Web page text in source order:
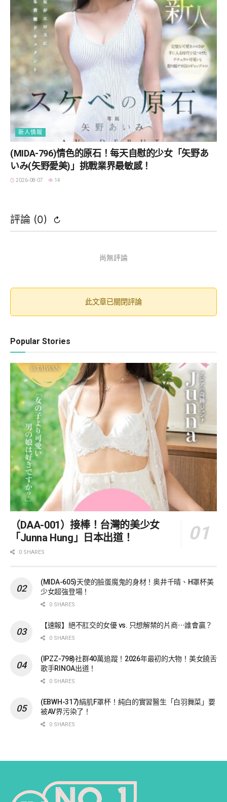
新人情報
(MIDA-796)情色的原石！每天自慰的少女「矢野あ
いみ(矢野愛美)」挑戰業界最敏感！
2026-08-07 14
評論 (0) ↻
尚無評論
此文章已關閉評論
Popular Stories
（DAA-001）接棒！台灣的美少女
「Junna Hung」日本出道！
0 SHARES
(MIDA-605)天使的臉蛋魔鬼的身材！奥井千晴、H罩杯美
少女超強登場！
0 SHARES
【速報】絕不肛交的女優 vs. 只想解禁的片商⋯誰會贏？
0 SHARES
(IPZZ-798)社群40萬追蹤！2026年最初的大物！美女饒舌
歌手RINOA出道！
0 SHARES
(EBWH-317)絹肌F罩杯！純白的實習醫生「白羽舞菜」要
被AV界污染了！
0 SHARES